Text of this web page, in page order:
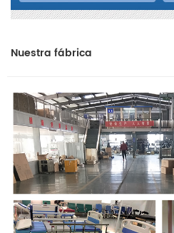
Nuestra fábrica